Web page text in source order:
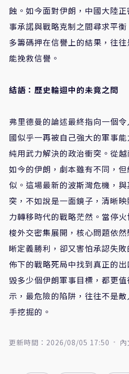
蝕。如今面對伊朗，中國大陸
事承諾與戰略克制之間尋求平
多籌碼押在信譽上的結果，往
能挽救信譽。
結語：歷史輪迴中的未竟之問
弗里德曼的論述最終指向一個
國似乎一再被自己強大的軍事
純用武力解決的政治衝突。從
如今的伊朗，劇本雖有不同，
似。這場最新的波斯灣危機，
突，不如說是一面鏡子，清晰
力轉移時代的戰略茫然。當停
梭外交密集展開，核心問題依
晰定義勝利，卻又害怕承認失
佈下的戰略死局中找到真正的
毀多少個伊朗軍事目標，都更
示，最危險的陷阱，往往不是
手挖掘的。
更新時間：2026/08/05 17:50